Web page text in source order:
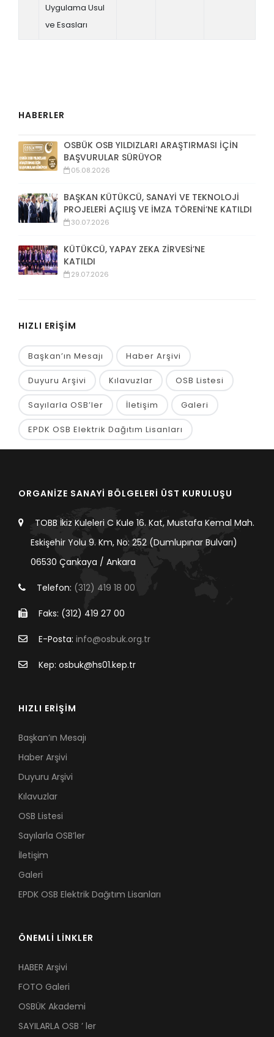
Uygulama Usul
ve Esasları
HABERLER
OSBÜK OSB YILDIZLARI ARAŞTIRMASI İÇİN
BAŞVURULAR SÜRÜYOR
05.08.2026
BAŞKAN KÜTÜKCÜ, SANAYİ VE TEKNOLOJİ
PROJELERİ AÇILIŞ VE İMZA TÖRENİ’NE KATILDI
30.07.2026
KÜTÜKCÜ, YAPAY ZEKA ZİRVESİ’NE
KATILDI
29.07.2026
HIZLI ERİŞİM
Başkan’ın Mesajı Haber Arşivi
Duyuru Arşivi Kılavuzlar OSB Listesi
Sayılarla OSB’ler İletişim Galeri
EPDK OSB Elektrik Dağıtım Lisanları
ORGANİZE SANAYİ BÖLGELERİ ÜST KURULUŞU
TOBB İkiz Kuleleri C Kule 16. Kat, Mustafa Kemal Mah.
Eskişehir Yolu 9. Km, No: 252 (Dumlupınar Bulvarı)
06530 Çankaya / Ankara
Telefon: (312) 419 18 00
Faks: (312) 419 27 00
E-Posta: info@osbuk.org.tr
Kep: osbuk@hs01.kep.tr
HIZLI ERİŞİM
Başkan’ın Mesajı
Haber Arşivi
Duyuru Arşivi
Kılavuzlar
OSB Listesi
Sayılarla OSB’ler
İletişim
Galeri
EPDK OSB Elektrik Dağıtım Lisanları
ÖNEMLİ LİNKLER
HABER Arşivi
FOTO Galeri
OSBÜK Akademi
SAYILARLA OSB ’ ler